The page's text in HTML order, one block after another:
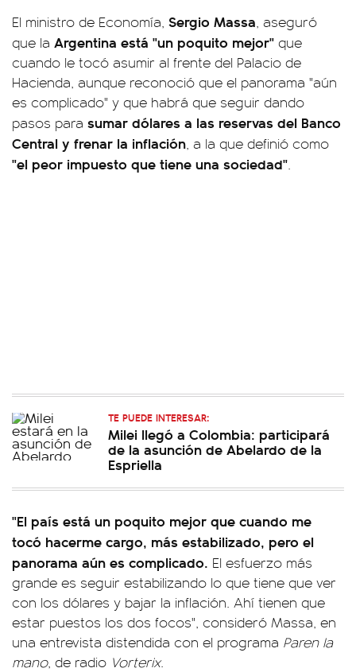
El ministro de Economía, Sergio Massa, aseguró
que la Argentina está "un poquito mejor" que
cuando le tocó asumir al frente del Palacio de
Hacienda, aunque reconoció que el panorama "aún
es complicado" y que habrá que seguir dando
pasos para sumar dólares a las reservas del Banco
Central y frenar la inflación, a la que definió como
"el peor impuesto que tiene una sociedad".
TE PUEDE INTERESAR:
Milei llegó a Colombia: participará
de la asunción de Abelardo de la
Espriella
"El país está un poquito mejor que cuando me
tocó hacerme cargo, más estabilizado, pero el
panorama aún es complicado. El esfuerzo más
grande es seguir estabilizando lo que tiene que ver
con los dólares y bajar la inflación. Ahí tienen que
estar puestos los dos focos", consideró Massa, en
una entrevista distendida con el programa Paren la
mano, de radio Vorterix.